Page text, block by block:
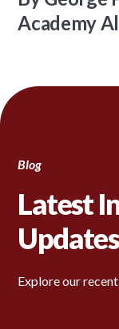
Academy
Blog
Latest
Updates
Explore our